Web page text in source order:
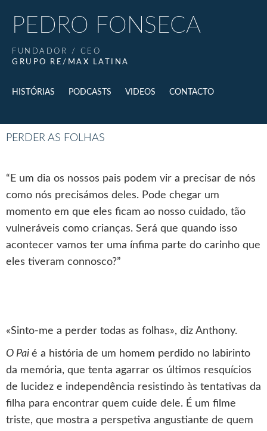
PEDRO FONSECA
FUNDADOR / CEO
GRUPO RE/MAX LATINA
HISTÓRIAS PODCASTS VIDEOS CONTACTO
PERDER AS FOLHAS
“E um dia os nossos pais podem vir a precisar de nós
como nós precisámos deles. Pode chegar um
momento em que eles ficam ao nosso cuidado, tão
vulneráveis como crianças. Será que quando isso
acontecer vamos ter uma ínfima parte do carinho que
eles tiveram connosco?”
«Sinto-me a perder todas as folhas», diz Anthony.
O Pai é a história de um homem perdido no labirinto
da memória, que tenta agarrar os últimos resquícios
de lucidez e independência resistindo às tentativas da
filha para encontrar quem cuide dele. É um filme
triste, que mostra a perspetiva angustiante de quem